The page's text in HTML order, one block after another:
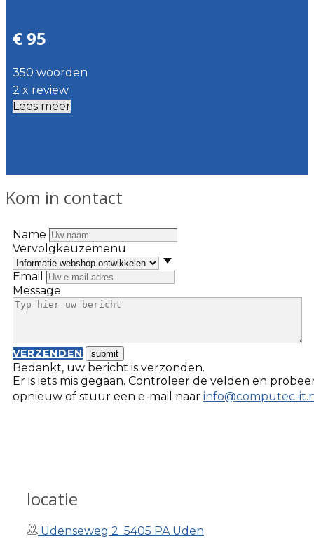
€ 95
350 woorden
2 x review
Lees meer
Kom in contact
Name
Vervolgkeuzemenu
Email
Message
VERZENDEN
Bedankt, uw bericht is verzonden.
Er is iets mis gegaan. Controleer de velden en
opnieuw of stuur een e-mail naar info@computec-
locatie
Udenseweg 2 5405 PA Uden